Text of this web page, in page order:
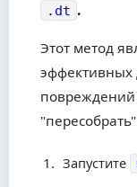
.dt .
Этот метод
эффективных
повреждений
Запустите